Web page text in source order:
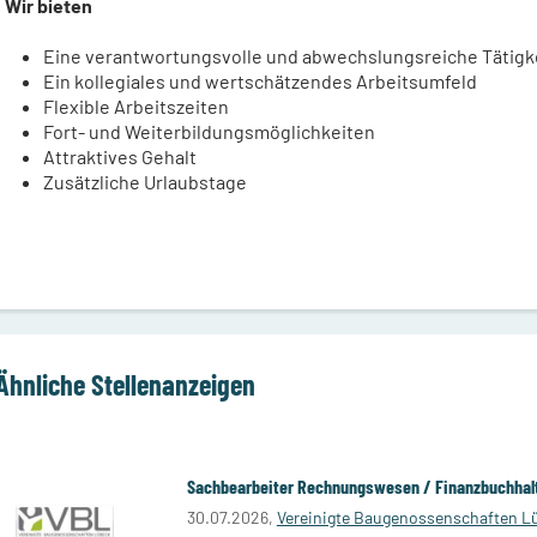
Wir bieten
Eine verantwortungsvolle und abwechslungsreiche
Ein kollegiales und wertschätzendes Arbeitsumfeld
Flexible Arbeitszeiten
Fort- und Weiterbildungsmöglichkeiten
Attraktives Gehalt
Zusätzliche Urlaubstage
Stellenanzeigen
Sachbearbeiter Rechnungswesen /
30.07.2026, Vereinigte Baugenossenschaften